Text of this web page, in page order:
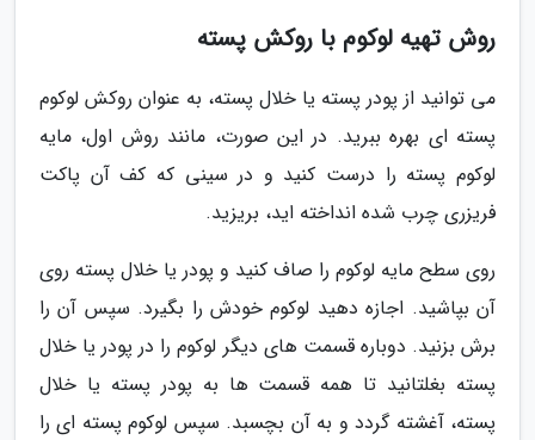
روش تهیه لوکوم با روکش پسته
می توانید از پودر پسته یا خلال پسته، به عنوان روکش لوکوم
پسته ای بهره ببرید. در این صورت، مانند روش اول، مایه
لوکوم پسته را درست کنید و در سینی که کف آن پاکت
فریزری چرب شده انداخته اید، بریزید.
روی سطح مایه لوکوم را صاف کنید و پودر یا خلال پسته روی
آن بپاشید. اجازه دهید لوکوم خودش را بگیرد. سپس آن را
برش بزنید. دوباره قسمت های دیگر لوکوم را در پودر یا خلال
پسته بغلتانید تا همه قسمت ها به پودر پسته یا خلال
پسته، آغشته گردد و به آن بچسبد. سپس لوکوم پسته ای را